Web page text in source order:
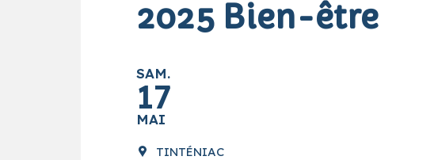
2025 Bien-être
SAM.
17
MAI
TINTÉNIAC